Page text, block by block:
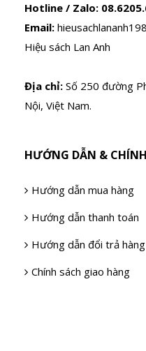
Hotline / Zalo:
Email:
Hiệu sách Lan Anh
Địa chỉ: Số 250 đường
Nội, Việt Nam.
HƯỚNG DẪN &
Hướng dẫn mua hàng
Hướng dẫn thanh toán
Hướng dẫn đổi trả hàng
Chính sách giao hàng